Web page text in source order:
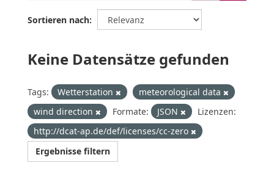
Sortieren nach
Keine Datensätze gefunden
Tags: Wetterstation
meteorological data
wind direction
Formate: JSON
Lizenzen:
http://dcat-ap.de/def/licenses/cc-zero
Ergebnisse filtern